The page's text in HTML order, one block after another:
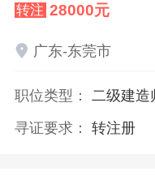
转注 28000元
 广东-东莞市
职位类型： 二级建造
寻证要求： 转注册